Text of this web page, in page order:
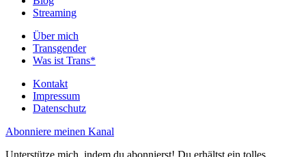
Streaming
Über mich
Transgender
Was ist Trans*
Kontakt
Impressum
Datenschutz
Abonniere meinen Kanal